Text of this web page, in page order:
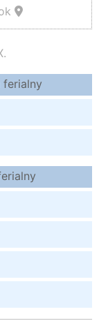
ferialny